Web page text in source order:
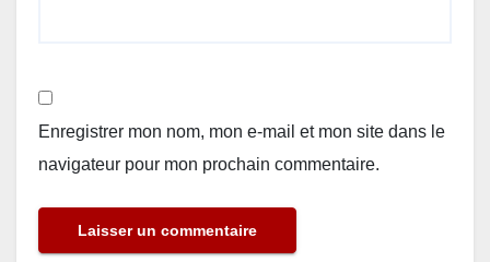
Enregistrer mon nom, mon e-mail et mon site dans le
navigateur pour mon prochain commentaire.